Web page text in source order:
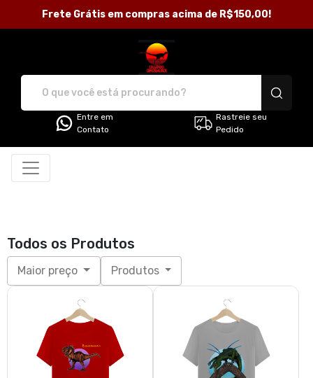
Frete Grátis em compras acima de R$150,00!
Entre em
Contato
Rastreie seu
Pedido
Todos os Produtos
Maior preço Produtos